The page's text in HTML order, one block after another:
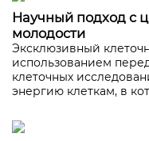
Научный подход с
молодости
Эксклюзивный
использованием
клеточных
энергию клеткам, в